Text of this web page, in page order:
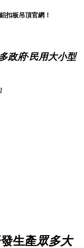
扣板吊頂官網！
政府·民用大小型
生產眾多大